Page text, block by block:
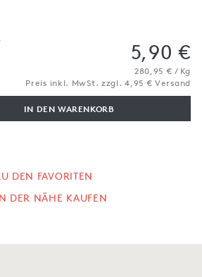
5,90 €
280,95 € / Kg
Preis inkl. MwSt. zzgl. 4,95 € Versand
IN DEN WARENKORB
DEN FAVORITEN
DER NÄHE KAUFEN